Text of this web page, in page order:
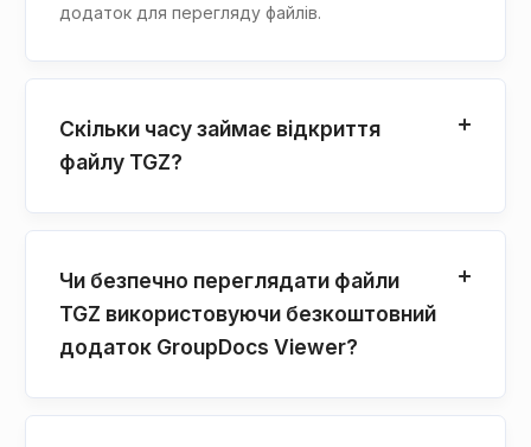
додаток для перегляду файлів.
Скільки часу займає відкриття
файлу TGZ?
Чи безпечно переглядати файли
TGZ використовуючи безкоштовний
додаток GroupDocs Viewer?